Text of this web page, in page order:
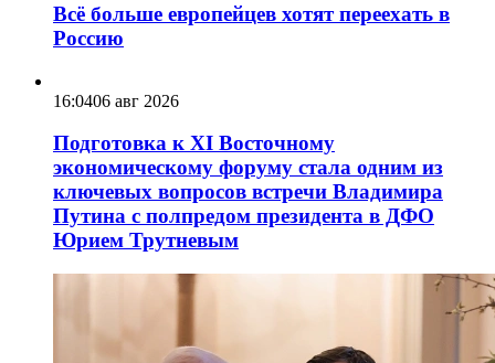
Всё больше европейцев хотят переехать в
Россию
16:0406 авг 2026
Подготовка к XI Восточному
экономическому форуму стала одним из
ключевых вопросов встречи Владимира
Путина с полпредом президента в ДФО
Юрием Трутневым